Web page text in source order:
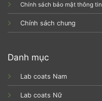
Chính sách bảo mật thông tin
Chính sách chung
Danh mục
Lab coats Nam
Lab coats Nữ